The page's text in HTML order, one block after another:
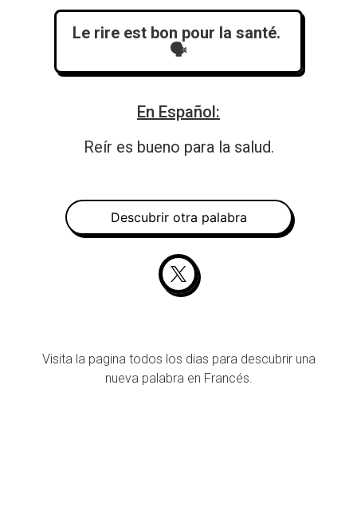
Le rire est bon pour la santé.
🗣️
En Español:
Reír es bueno para la salud.
Descubrir otra palabra
Visita la pagina todos los dias para descubrir una
nueva palabra en Francés.